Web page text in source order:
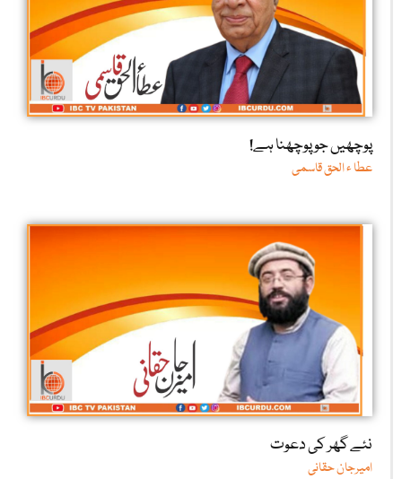
پوچھیں جو پوچھنا ہے!
عطا ء الحق قاسمی
نئے گھر کی دعوت
امیرجان حقانی